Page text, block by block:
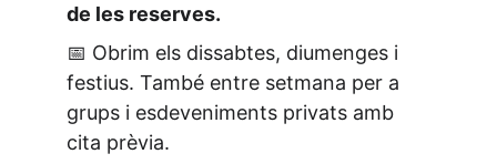
de les reserves.
📅 Obrim els dissabtes, diumenges i
festius. També entre setmana per a
grups i esdeveniments privats amb
cita prèvia.